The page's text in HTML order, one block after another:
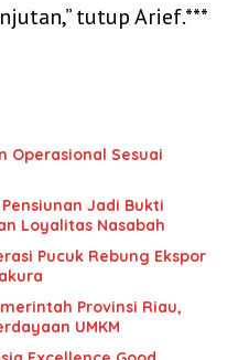
tutup Arief.***
Operasional Sesuai
Jadi Bukti
Loyalitas Nasabah
Pucuk Rebung Ekspor
Provinsi Riau,
UMKM